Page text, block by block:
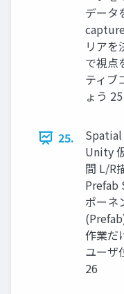
データ
リアを
で視点
ティブ
ょう 25
25.
Unity
間 L/R
Prefab
ポーネ
作業だ
ユーザ
26